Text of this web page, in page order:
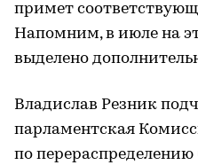
примет
Напомним, в июле на
выделено
Владислав Резник
парламентская
по